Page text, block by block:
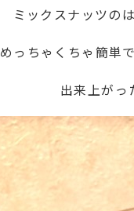
ミックスナッツの
めっちゃくちゃ簡単
出来上